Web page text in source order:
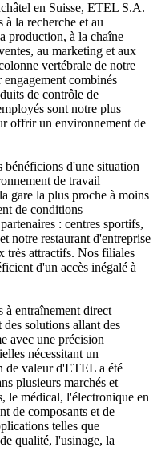
en Suisse, ETEL S.A.
à la recherche et au
production, à la chaîne
au marketing et aux
vertébrale de notre
engagement combinés
de contrôle de
sont notre plus
offrir un environnement de
bénéficions d'une situation
de travail
gare la plus proche à moins
de conditions
: centres sportifs,
notre restaurant d'entreprise
très attractifs. Nos filiales
d'un accès inégalé à
à entraînement direct
solutions allant des
avec une précision
nécessitant un
de valeur d'ETEL a été
plusieurs marchés et
le médical, l'électronique en
de composants et de
telles que
qualité, l'usinage, la